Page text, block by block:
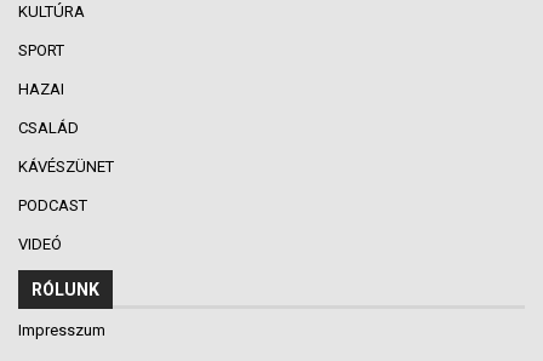
KULTÚRA
SPORT
HAZAI
CSALÁD
KÁVÉSZÜNET
PODCAST
VIDEÓ
RÓLUNK
Impresszum